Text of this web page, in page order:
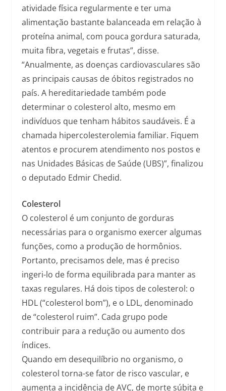
atividade física regularmente e ter uma
alimentação bastante balanceada em relação à
proteína animal, com pouca gordura saturada,
muita fibra, vegetais e frutas”, disse.
“Anualmente, as doenças cardiovasculares são
as principais causas de óbitos registrados no
país. A hereditariedade também pode
determinar o colesterol alto, mesmo em
indivíduos que tenham hábitos saudáveis. É a
chamada hipercolesterolemia familiar. Fiquem
atentos e procurem atendimento nos postos e
nas Unidades Básicas de Saúde (UBS)”, finalizou
o deputado Edmir Chedid.
Colesterol
O colesterol é um conjunto de gorduras
necessárias para o organismo exercer algumas
funções, como a produção de hormônios.
Portanto, precisamos dele, mas é preciso
ingeri-lo de forma equilibrada para manter as
taxas regulares. Há dois tipos de colesterol: o
HDL (“colesterol bom”), e o LDL, denominado
de “colesterol ruim”. Cada grupo pode
contribuir para a redução ou aumento dos
índices.
Quando em desequilíbrio no organismo, o
colesterol torna-se fator de risco vascular, e
aumenta a incidência de AVC, de morte súbita e